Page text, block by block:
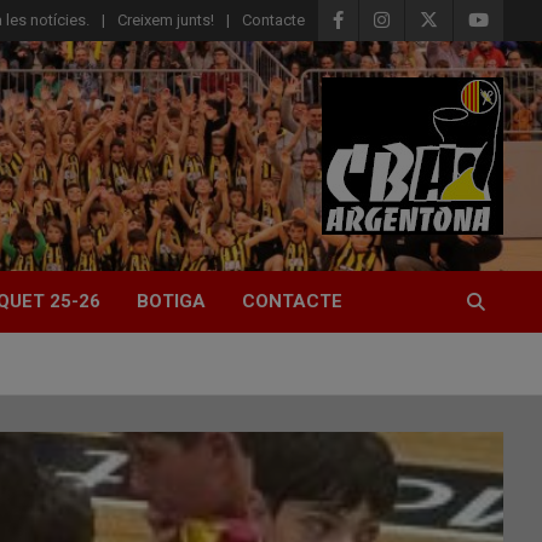
les notícies. Creixem junts! Contacte
25-26 BOTIGA CONTACTE